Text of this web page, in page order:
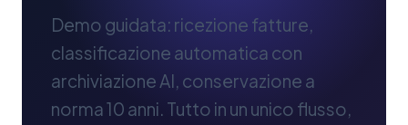
Demo guidata: ricezione fatture,
classificazione automatica con
archiviazione AI, conservazione a
norma 10 anni. Tutto in un unico flusso,